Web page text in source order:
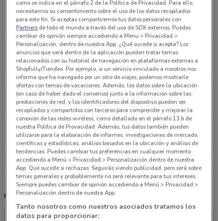
Zalzaparrilla Tláhuac
13.4 km
Escuela Naval Militar Casi Esq. Miramontes Ciudad
De México
15.5 km
Av. 20 de Noviembre 36 Iztapalapa
19.3 km
Camino al Ajusco 72 Coyoacán
21.1 km
Todas las tiendas Telas Junco
Otros catálogos cercanos
como se indica en el párrafo 2 de la Política de Privacidad. Para ello,
necesitamos su consentimiento sobre el uso de los datos recopilados
para este fin. Si aceptas compartiremos tus datos personales con
Partners de todo el mundo a través del uso de SDK externos. Puedes
cambiar de opinión siempre accediendo a Menu > Privacidad >
Personalización, dentro de nuestra App. ¿Qué sucede si acepta? Los
anuncios que verá dentro de la aplicación pueden tratar temas
relacionados con su historial de navegación en plataformas externas a
Shopfully/Tiendeo. Por ejemplo, si un servicio vinculado a nosotros nos
informa que ha navegado por un sitio de viajes, podemos mostrarle
ofertas con temas de vacaciones. Además, los datos sobre la ubicación
(en caso de haber dado el consenso) junto a la información sobre las
prestaciones de red, y los identificadores del dispositivo pueden ser
recopilados y compartidos con terceros para comprender y mejorar la
conexión de las redes wireless, como detallado en el párrafo 13.b de
nuestra Política de Provacidad. Además, tus datos también pueden
utilizarse para la elaboración de informes, investigaciones de mercado,
científicas y estadísticas, análisis basados en la ubicación y análisis de
tendencias. Puedes cambiar tus preferencias en cualquier momento
accediendo a Menú > Privacidad > Personalización dentro de nuestra
App. Qué sucede si rechazas: Seguirás viendo publicidad, pero será sobre
temas generales y probablemente no será relevante para tus intereses.
Siempre puedes cambiar de opinión accediendo a Menú > Privacidad >
Personalización dentro de nuestra App.
Tanto nosotros como nuestros asociados tratamos los
datos para proporcionar: